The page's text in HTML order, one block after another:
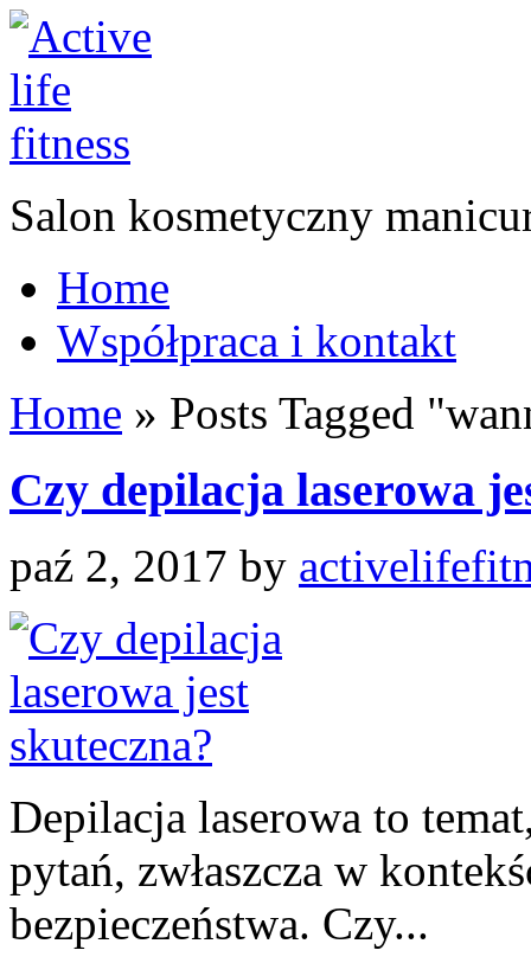
Salon kosmetyczny
Home
Współpraca i kontakt
Home » Posts Tagged "
Czy depilacja laserowa
paź 2, 2017 by
Depilacja laserowa to
pytań, zwłaszcza w
bezpieczeństwa. Czy...